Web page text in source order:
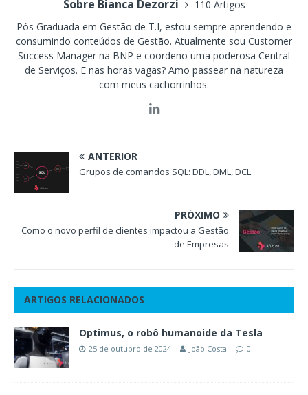
Sobre Bianca Dezorzi
110 Artigos
Pós Graduada em Gestão de T.I, estou sempre aprendendo e
consumindo conteúdos de Gestão. Atualmente sou Customer
Success Manager na BNP e coordeno uma poderosa Central
de Serviços. E nas horas vagas? Amo passear na natureza
com meus cachorrinhos.
ANTERIOR
Grupos de comandos SQL: DDL, DML, DCL
PRÓXIMO
Como o novo perfil de clientes impactou a Gestão
de Empresas
ARTIGOS RELACIONADOS
Optimus, o robô humanoide da Tesla
25 de outubro de 2024 João Costa 0